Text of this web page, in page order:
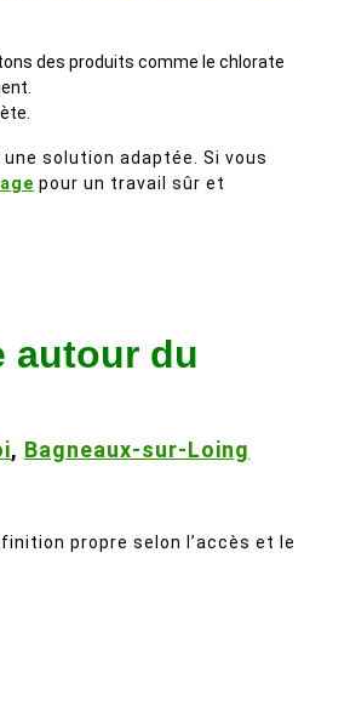
des produits comme le chlorate
solution adaptée. Si vous
pour un travail sûr et
autour du
, Bagneaux-sur-Loing
propre selon l’accès et le